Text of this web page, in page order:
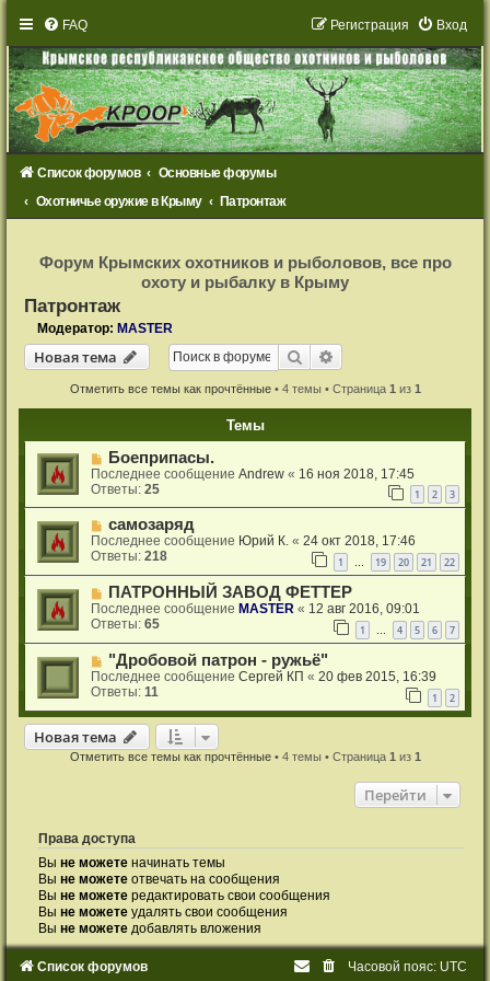
FAQ Вход
Регистрация
Список форумов
Основные форумы
Охотничье оружие в Крыму
Патронтаж
с
т
ц
и
Форум Крымских охотников и рыболовов, все про
охоту и рыбалку в Крыму
Патронтаж
Модератор: MASTER
Новая тема
Новаятема Поиск
Отметить все темы как прочтённые• 4 темы • Страница 1 из 1
Темы
Боеприпасы.
Последнее сообщениеAndrew « 16 ноя 2018, 17:45
Ответы:25 1 2 3
самозаряд
Последнее сообщение Юрий К. «24 окт 2018, 17:46
Ответы:218 1 … 19 20 21 22
ПАТРОННЫЙ ЗАВОД ФЕТТЕР
Последнее сообщение MASTER « 12 авг 2016, 09:01
Ответы:65 1 … 4 5 6 7
"Дробовой патрон - ружьё"
Последнее сообщениеСергей КП «20 фев 2015, 16:39
Ответы:11 1 2
Новая тема
Новаятема
Отметить все темы как прочтённые• 4 темы • Страница 1 из 1
Перейти
Права доступа
Выне можете начинать темы
Выне можете отвечать на сообщения
Выне можете редактировать свои сообщения
Выне можете удалять свои сообщения
Выне можете добавлять вложения
Список форумов Часовой пояс: UTC